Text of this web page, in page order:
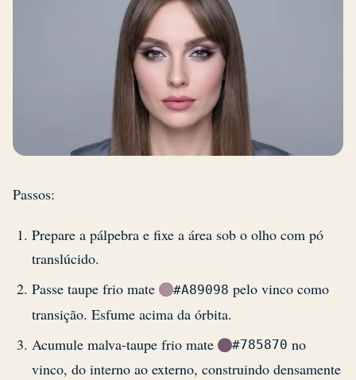
Passos:
Prepare a pálpebra e fixe a área sob o olho com pó
translúcido.
Passe taupe frio mate
#A89098 pelo vinco como
transição. Esfume acima da órbita.
Acumule malva-taupe frio mate
#785870 no
vinco, do interno ao externo, construindo densamente